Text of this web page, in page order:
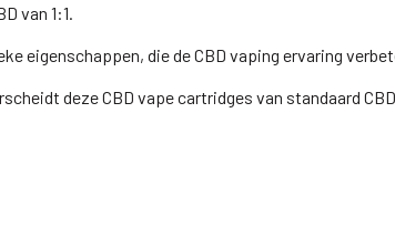
van 1:1.
eigenschappen, die de CBD vaping ervaring
deze CBD vape cartridges van standaard